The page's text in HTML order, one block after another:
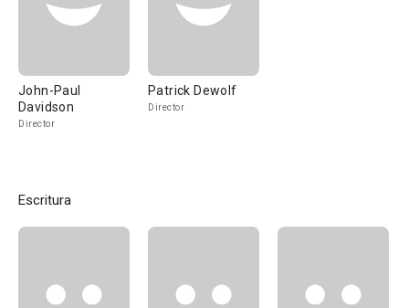
John-Paul
Davidson
Director
Patrick Dewolf
Director
Escritura